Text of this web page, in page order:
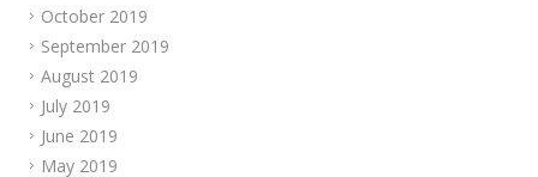
October 2019
September 2019
August 2019
July 2019
June 2019
May 2019